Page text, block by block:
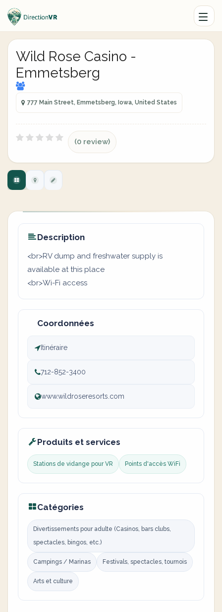
Wild Rose Casino -
Emmetsberg
777 Main Street, Emmetsberg, Iowa, United States
(0 review)
Description
<br>RV dump and freshwater supply is
available at this place
<br>Wi-Fi access
Coordonnées
Itinéraire
712-852-3400
www.wildroseresorts.com
Produits et services
Stations de vidange pour VR Points d'accès WiFi
Catégories
Divertissements pour adulte (Casinos, bars clubs,
spectacles, bingos, etc.)
Campings / Marinas Festivals, spectacles, tournois
Arts et culture